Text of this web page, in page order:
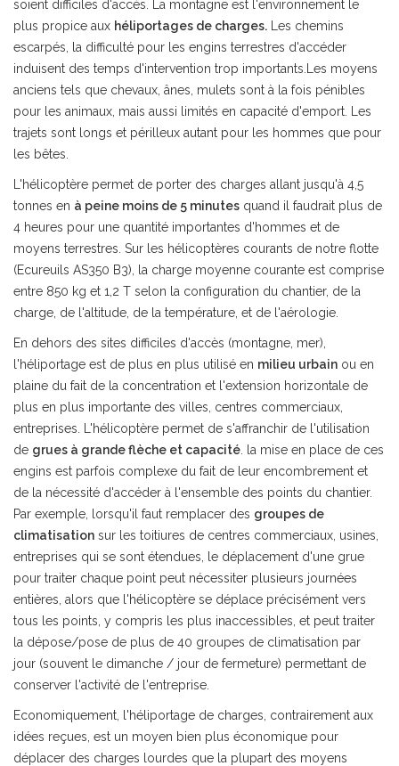
soient difficiles d'accès. La montagne est l'environnement le
plus propice aux héliportages de charges. Les chemins
escarpés, la difficulté pour les engins terrestres d'accéder
induisent des temps d'intervention trop importants.Les moyens
anciens tels que chevaux, ânes, mulets sont à la fois pénibles
pour les animaux, mais aussi limités en capacité d'emport. Les
trajets sont longs et périlleux autant pour les hommes que pour
les bêtes.
L'hélicoptère permet de porter des charges allant jusqu'à 4,5
tonnes en à peine moins de 5 minutes quand il faudrait plus de
4 heures pour une quantité importantes d'hommes et de
moyens terrestres. Sur les hélicoptères courants de notre flotte
(Ecureuils AS350 B3), la charge moyenne courante est comprise
entre 850 kg et 1,2 T selon la configuration du chantier, de la
charge, de l'altitude, de la température, et de l'aérologie.
En dehors des sites difficiles d'accès (montagne, mer),
l'héliportage est de plus en plus utilisé en milieu urbain ou en
plaine du fait de la concentration et l'extension horizontale de
plus en plus importante des villes, centres commerciaux,
entreprises. L'hélicoptère permet de s'affranchir de l'utilisation
de grues à grande flèche et capacité . la mise en place de ces
engins est parfois complexe du fait de leur encombrement et
de la nécessité d'accéder à l'ensemble des points du chantier.
Par exemple, lorsqu'il faut remplacer des groupes de
climatisation sur les toitiures de centres commerciaux, usines,
entreprises qui se sont étendues, le déplacement d'une grue
pour traiter chaque point peut nécessiter plusieurs journées
entières, alors que l'hélicoptère se déplace précisément vers
tous les points, y compris les plus inaccessibles, et peut traiter
la dépose/pose de plus de 40 groupes de climatisation par
jour (souvent le dimanche / jour de fermeture) permettant de
conserver l'activité de l'entreprise.
Economiquement, l'héliportage de charges, contrairement aux
idées reçues, est un moyen bien plus économique pour
déplacer des charges lourdes que la plupart des moyens